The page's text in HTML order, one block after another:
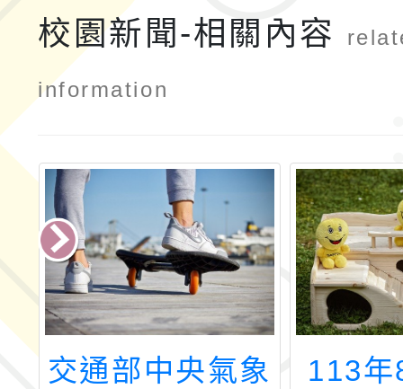
校園新聞-相關內容
information
交通部中央氣象
113